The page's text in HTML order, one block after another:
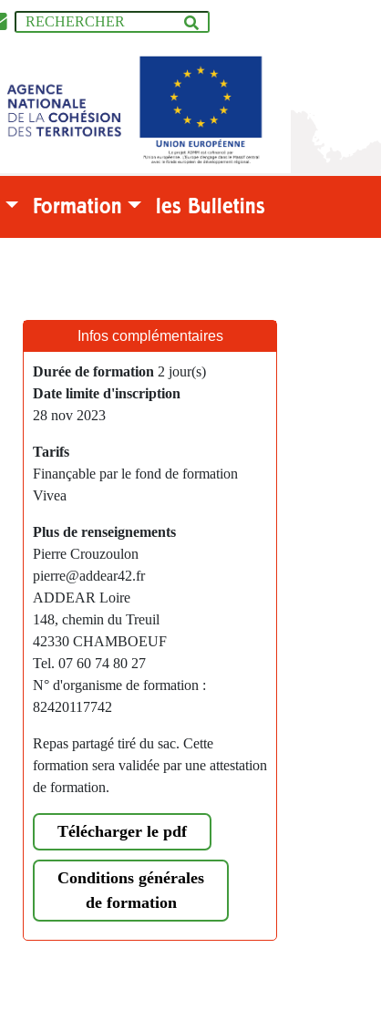
Formation les Bulletins
Infos complémentaires
Durée de formation 2 jour(s)
Date limite d'inscription
28 nov 2023
Tarifs
Finançable par le fond de formation
Vivea
Plus de renseignements
Pierre Crouzoulon
pierre@addear42.fr
ADDEAR Loire
148, chemin du Treuil
42330 CHAMBOEUF
Tel. 07 60 74 80 27
N° d'organisme de formation :
82420117742
Repas partagé tiré du sac. Cette
formation sera validée par une attestation
de formation.
Télécharger le pdf
Conditions générales
de formation